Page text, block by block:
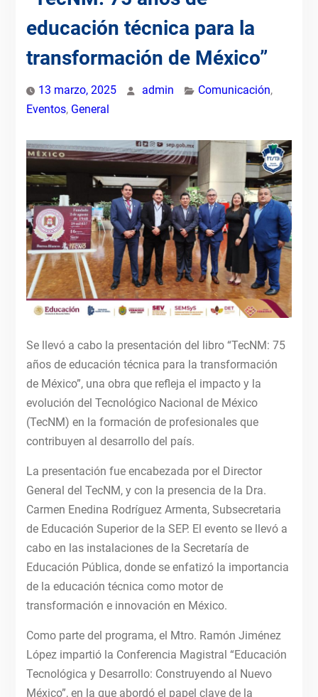
educación técnica para la
transformación de México”
13 marzo, 2025 admin Comunicación,
Eventos, General
Se llevó a cabo la presentación del libro “TecNM: 75
años de educación técnica para la transformación
de México”, una obra que refleja el impacto y la
evolución del Tecnológico Nacional de México
(TecNM) en la formación de profesionales que
contribuyen al desarrollo del país.
La presentación fue encabezada por el Director
General del TecNM, y con la presencia de la Dra.
Carmen Enedina Rodríguez Armenta, Subsecretaria
de Educación Superior de la SEP. El evento se llevó a
cabo en las instalaciones de la Secretaría de
Educación Pública, donde se enfatizó la importancia
de la educación técnica como motor de
transformación e innovación en México.
Como parte del programa, el Mtro. Ramón Jiménez
López impartió la Conferencia Magistral “Educación
Tecnológica y Desarrollo: Construyendo al Nuevo
México”, en la que abordó el papel clave de la